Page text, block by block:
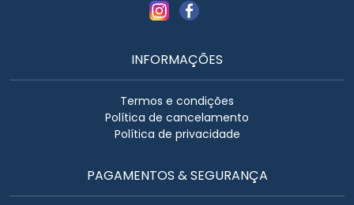
INFORMAÇÕES
Termos e condições
Política de cancelamento
Política de privacidade
PAGAMENTOS & SEGURANÇA